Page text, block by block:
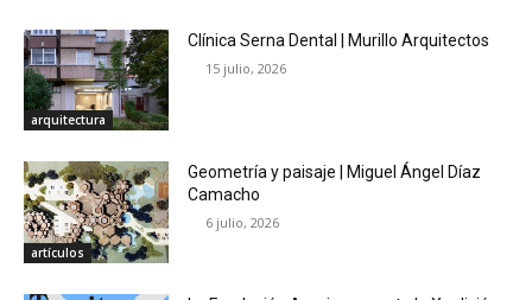
arquitectura
Clínica Serna Dental | Murillo Arquitectos
15 julio, 2026
artículos
Geometría y paisaje | Miguel Ángel Díaz
Camacho
6 julio, 2026